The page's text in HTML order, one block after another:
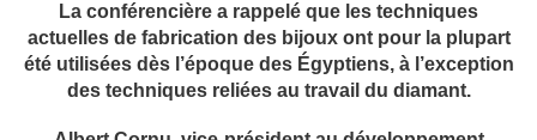
La conférencière a rappelé que les techniques
actuelles de fabrication des bijoux ont pour la plupart
été utilisées dès l’époque des Égyptiens, à l’exception
des techniques reliées au travail du diamant.